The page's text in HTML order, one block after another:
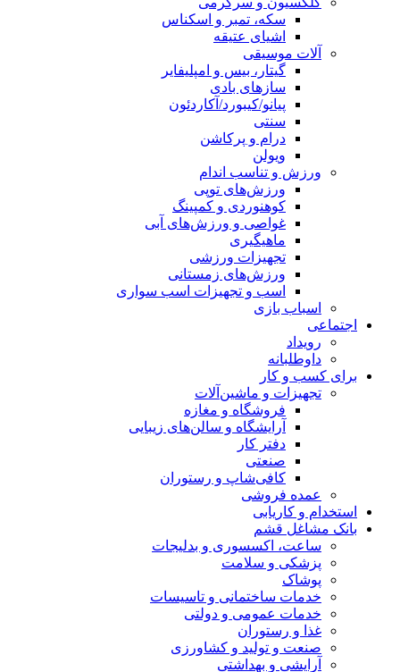
سکه، تمبر و اسکناس
اشیای عتیقه
آلات موسیقی
گیتار، بیس و امپلیفایر
سازهای بادی
پیانو/کیبورد/آکاردئون
سنتی
درام و پرکاشن
ویولن
ورزش و تناسب اندام
ورزش‌های توپی
کوهنوردی و کمپینگ
غواصی و ورزش‌های آبی
ماهیگیری
تجهیزات ورزشی
ورزش‌های زمستانی
اسب و تجهیزات اسب سواری
اسباب‌ بازی
اجتماعی
رویداد
داوطلبانه
برای کسب و کار
تجهیزات و ماشین‌آلات
فروشگاه و مغازه
آرایشگاه و سالن‌های زیبایی
دفتر کار
صنعتی
کافی‌شاپ و رستوران
عمده فروشی
استخدام و کاریابی
بانک مشاغل قشم
ساعت، اکسسوری و بدلیجات
پزشکی و سلامت
پوشاک
خدمات ساختمانی و تاسیسات
خدمات عمومی و دولتی
غذا و رستوران
صنعت و تولید و کشاورزی
آرایشی و بهداشتی